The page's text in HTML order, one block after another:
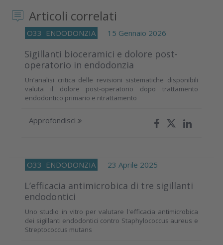
Articoli correlati
O33 ENDODONZIA 15 Gennaio 2026
Sigillanti bioceramici e dolore post-
operatorio in endodonzia
Un’analisi critica delle revisioni sistematiche disponibili
valuta il dolore post-operatorio dopo trattamento
endodontico primario e ritrattamento
Approfondisci
O33 ENDODONZIA 23 Aprile 2025
L’efficacia antimicrobica di tre sigillanti
endodontici
Uno studio in vitro per valutare l'efficacia antimicrobica
dei sigillanti endodontici contro Staphylococcus aureus e
Streptococcus mutans